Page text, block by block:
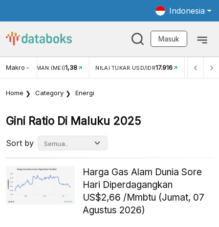
Indonesia
Masuk
MakroWISMAN (MEI)1,38 NILAI TUKAR USD/IDR17.916 INFLASI
Home Category Energi
Gini Ratio Di Maluku 2025
Sort by
Harga Gas Alam Dunia Sore
Hari Diperdagangkan
US$2,66 /Mmbtu (Jumat, 07
Agustus 2026)